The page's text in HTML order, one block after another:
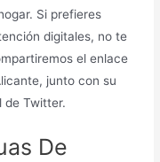
Si prefieres
digitales, no te
el enlace
junto con su
de Twitter.
De